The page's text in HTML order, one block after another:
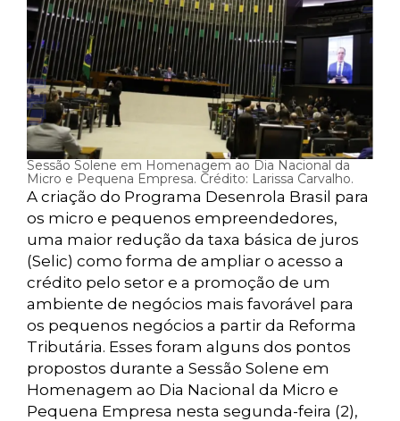
Sessão Solene em Homenagem ao Dia Nacional da
Micro e Pequena Empresa. Crédito: Larissa Carvalho.
A criação do Programa Desenrola Brasil para
os micro e pequenos empreendedores,
uma maior redução da taxa básica de juros
(Selic) como forma de ampliar o acesso a
crédito pelo setor e a promoção de um
ambiente de negócios mais favorável para
os pequenos negócios a partir da Reforma
Tributária. Esses foram alguns dos pontos
propostos durante a Sessão Solene em
Homenagem ao Dia Nacional da Micro e
Pequena Empresa nesta segunda-feira (2),